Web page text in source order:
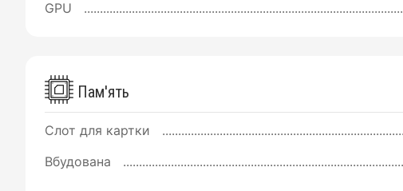
GPU
Пам'ять
Слот для картки
Вбудована